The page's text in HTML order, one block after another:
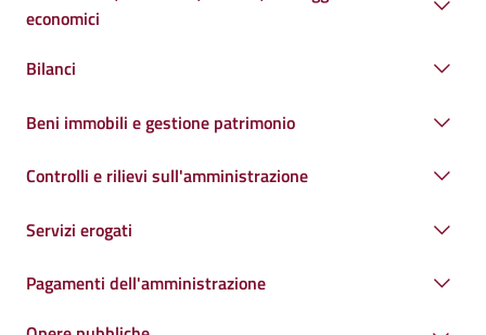
economici
Bilanci
Beni immobili e gestione patrimonio
Controlli e rilievi sull'amministrazione
Servizi erogati
Pagamenti dell'amministrazione